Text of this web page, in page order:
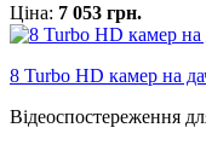
Ціна: 7 053 грн.
8 Turbo HD камер на
Відеоспостереження